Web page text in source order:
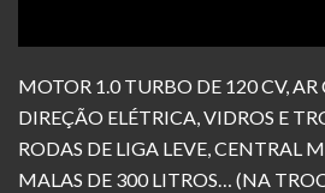
MOTOR 1.0 TURBO DE 120 CV,
DIREÇÃO ELÉTRICA, VIDROS E
RODAS DE LIGA LEVE, CENTRAL
MALAS DE 300 LITROS… (NA